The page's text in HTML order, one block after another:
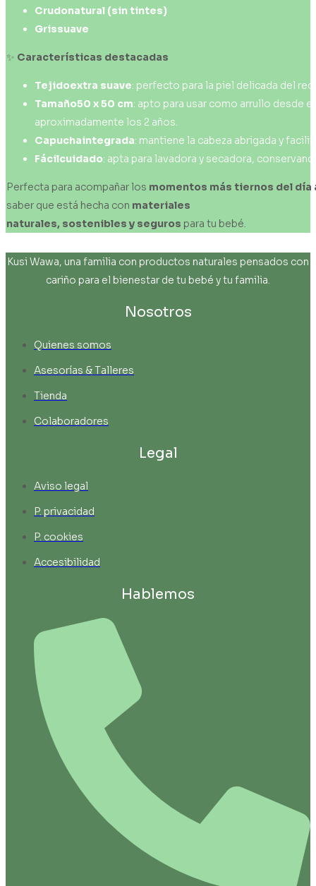
Crudonatural (sin tintes)
Grissuave
✨ Características destacadas
Tejidoextra suave: perfecto para la piel delicada del
Tamaño50 x50 cm: apto para usar como arrullo desde
aproximadamente los 2 años.
Capuchaintegrada: mantiene la cabeza abrigada y
Fácilcuidado: apta para lavadora y secadora,
Perfecta para acompañar los momentos más tiernos del día
saber que está hecha con materiales
naturales, sostenibles y seguros para tu bebé.
Kusi Wawa, una familia con productos naturales pensados con
cariño para el bienestar de tu bebé y tu familia.
Nosotros
Quienes somos
Asesorías & Talleres
Tienda
Colaboradores
Legal
Aviso legal
P. privacidad
P. cookies
Accesibilidad
Hablemos